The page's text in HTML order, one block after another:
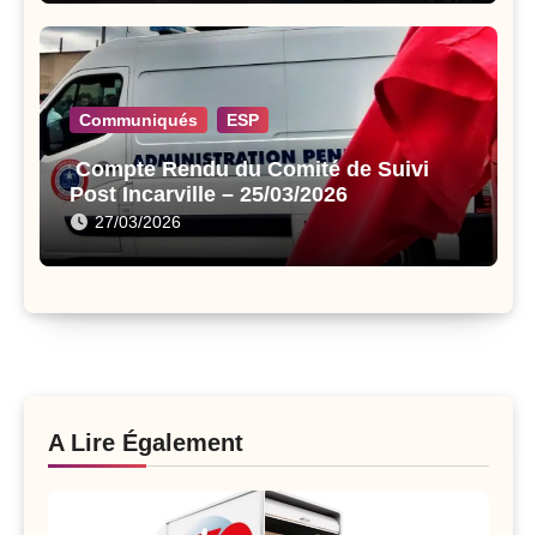
Communiqués ESP
Compte Rendu du Comité de Suivi
Post Incarville – 25/03/2026
27/03/2026
A Lire Également